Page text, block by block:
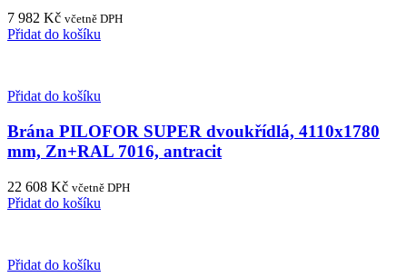
7 982 Kč včetně DPH
Přidat do košíku
Přidat do košíku
Brána PILOFOR SUPER dvoukřídlá, 4110x1780
mm, Zn+RAL 7016, antracit
22 608 Kč včetně DPH
Přidat do košíku
Přidat do košíku